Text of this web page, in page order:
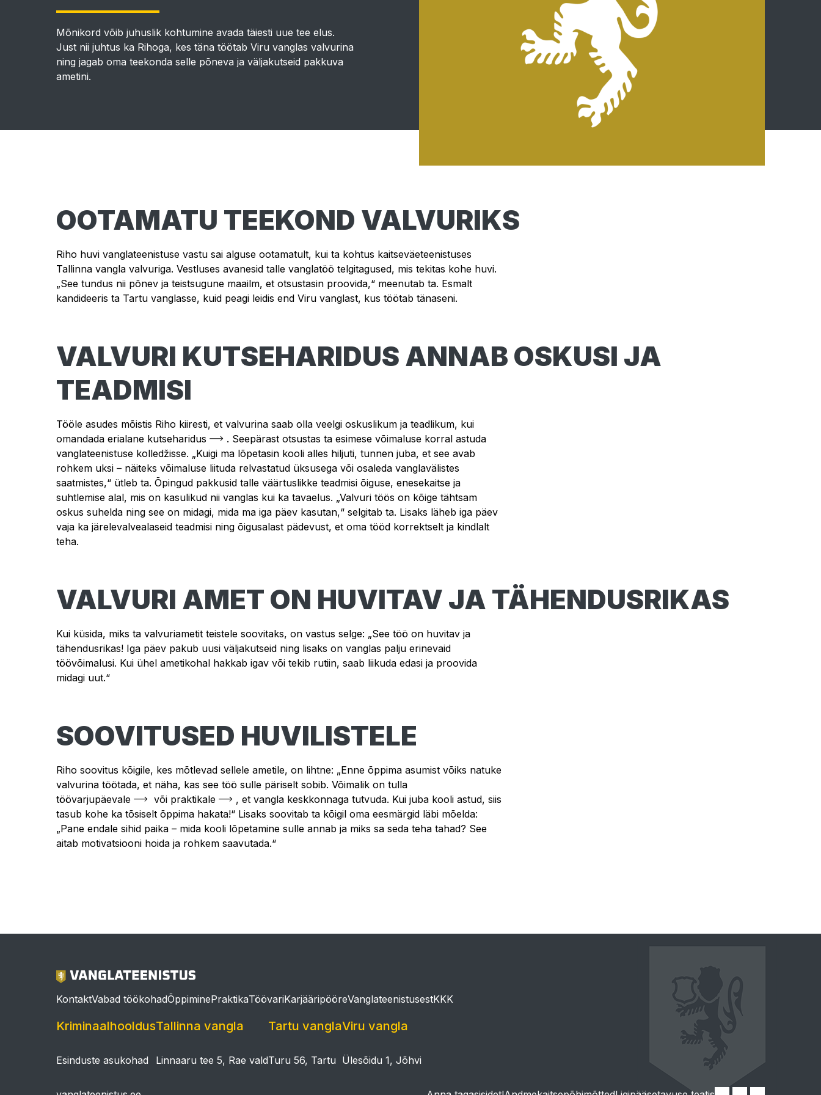
Mõnikord võib juhuslik kohtumine avada täiesti uue tee elus.
Just nii juhtus ka Rihoga, kes täna töötab Viru vanglas valvurina
ning jagab oma teekonda selle põneva ja väljakutseid pakkuva
ametini.
OOTAMATU TEEKOND VALVURIKS
Riho huvi vanglateenistuse vastu sai alguse ootamatult, kui ta kohtus kaitseväeteenistuses
Tallinna vangla valvuriga. Vestluses avanesid talle vanglatöö telgitagused, mis tekitas kohe huvi.
„See tundus nii põnev ja teistsugune maailm, et otsustasin proovida,“ meenutab ta. Esmalt
kandideeris ta Tartu vanglasse, kuid peagi leidis end Viru vanglast, kus töötab tänaseni.
VALVURI KUTSEHARIDUS ANNAB OSKUSI JA
TEADMISI
Tööle asudes mõistis Riho kiiresti, et valvurina saab olla veelgi oskuslikum ja teadlikum, kui
omandada erialane kutseharidus
. Seepärast otsustas ta esimese võimaluse korral astuda
vanglateenistuse kolledžisse. „Kuigi ma lõpetasin kooli alles hiljuti, tunnen juba, et see avab
rohkem uksi – näiteks võimaluse liituda relvastatud üksusega või osaleda vanglavälistes
saatmistes,“ ütleb ta. Õpingud pakkusid talle väärtuslikke teadmisi õiguse, enesekaitse ja
suhtlemise alal, mis on kasulikud nii vanglas kui ka tavaelus. „Valvuri töös on kõige tähtsam
oskus suhelda ning see on midagi, mida ma iga päev kasutan,“ selgitab ta. Lisaks läheb iga päev
vaja ka järelevalvealaseid teadmisi ning õigusalast pädevust, et oma tööd korrektselt ja kindlalt
teha.
VALVURI AMET ON HUVITAV JA TÄHENDUSRIKAS
Kui küsida, miks ta valvuriametit teistele soovitaks, on vastus selge: „See töö on huvitav ja
tähendusrikas! Iga päev pakub uusi väljakutseid ning lisaks on vanglas palju erinevaid
töövõimalusi. Kui ühel ametikohal hakkab igav või tekib rutiin, saab liikuda edasi ja proovida
midagi uut.“
SOOVITUSED HUVILISTELE
Riho soovitus kõigile, kes mõtlevad sellele ametile, on lihtne: „Enne õppima asumist võiks natuke
valvurina töötada, et näha, kas see töö sulle päriselt sobib. Võimalik on tulla
töövarjupäevale
või praktikale
, et vangla keskkonnaga tutvuda. Kui juba kooli astud, siis
tasub kohe ka tõsiselt õppima hakata!“ Lisaks soovitab ta kõigil oma eesmärgid läbi mõelda:
„Pane endale sihid paika – mida kooli lõpetamine sulle annab ja miks sa seda teha tahad? See
aitab motivatsiooni hoida ja rohkem saavutada.“
Pilt
KontaktVabad töökohadÕppiminePraktikaTöövariKarjääripööreVanglateenistusestKKK
Kriminaalhooldus
Esinduste asukohad
Tallinna vangla
Linnaaru tee 5, Rae vald
Tartu vangla
Turu 56, Tartu
Viru vangla
Ülesõidu 1, Jõhvi